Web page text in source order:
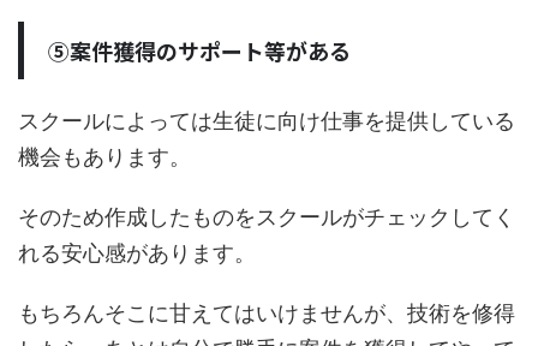
⑤案件獲得のサポート等がある
スクールによっては生徒に向け仕事を提供している
機会もあります。
そのため作成したものをスクールがチェックしてく
れる安心感があります。
もちろんそこに甘えてはいけませんが、技術を修得